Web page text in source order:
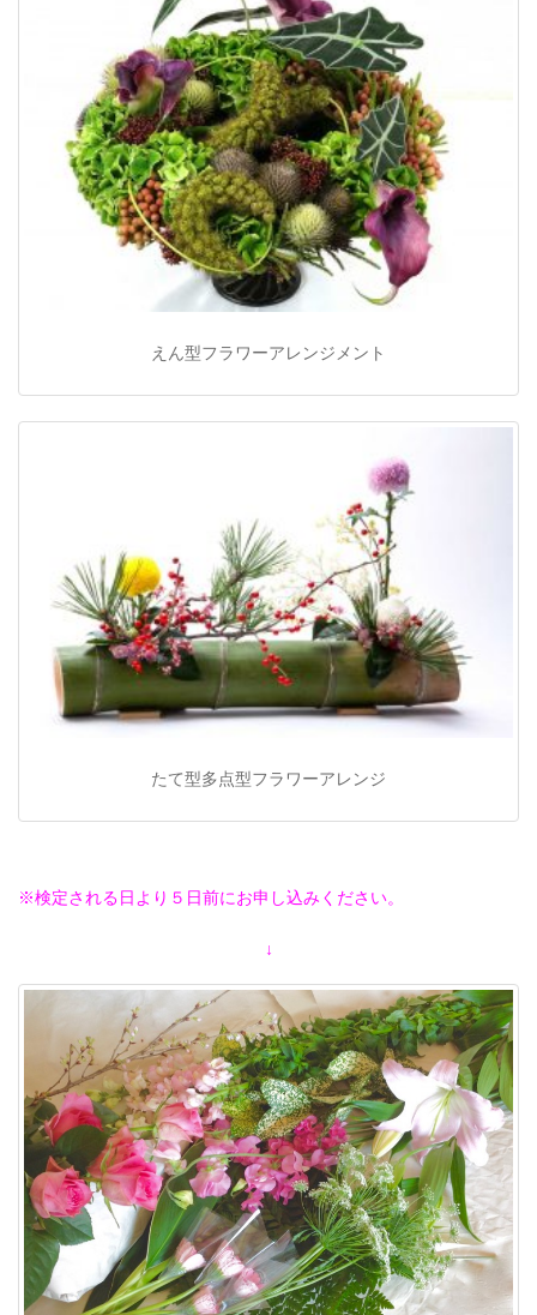
えん型フラワーアレンジメント
たて型多点型フラワーアレンジ
※検定される日より５日前にお申し込みください。
↓